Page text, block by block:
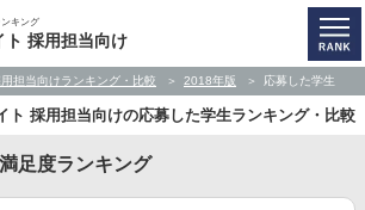
キング
ト 採用担当向け
担当向けランキング・比較 2018年版 応募した学生
ト 採用担当向けの応募した学生ランキング・比較
足度ランキング